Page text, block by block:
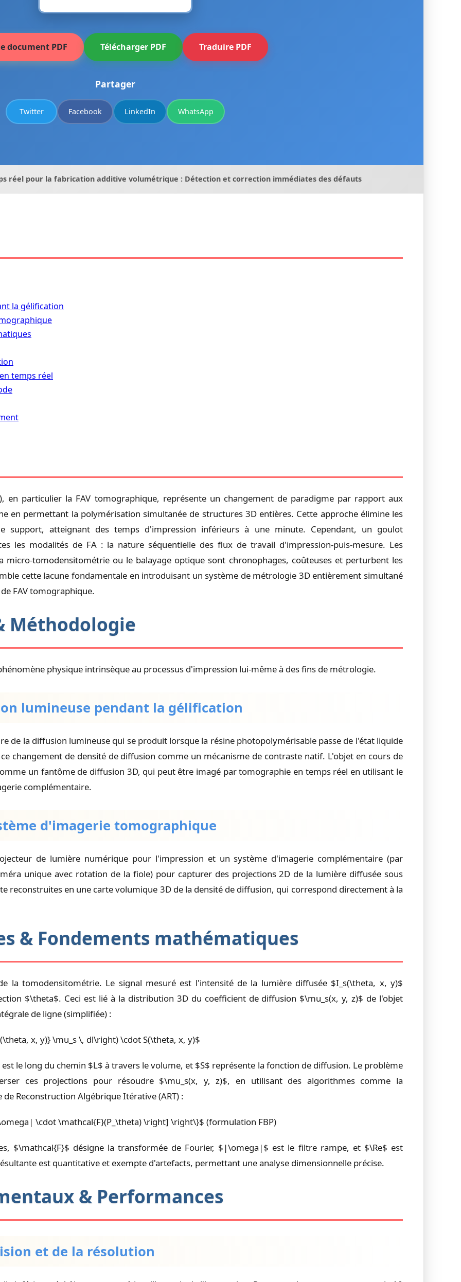
document PDF Télécharger PDF Traduire PDF
Partager
Twitter Facebook LinkedIn WhatsApp
réel pour la fabrication additive volumétrique : Détection et correction immédiates des défauts
la gélification
temps réel
en particulier la FAV tomographique, représente un changement de paradigme par rapport aux
en permettant la polymérisation simultanée de structures 3D entières. Cette approche élimine les
support, atteignant des temps d'impression inférieurs à une minute. Cependant, un goulot
les modalités de FA : la nature séquentielle des flux de travail d'impression-puis-mesure. Les
micro-tomodensitométrie ou le balayage optique sont chronophages, coûteuses et perturbent les
cette lacune fondamentale en introduisant un système de métrologie 3D entièrement simultané
FAV tomographique.
Méthodologie
physique intrinsèque au processus d'impression lui-même à des fins de métrologie.
lumineuse pendant la gélification
de la diffusion lumineuse qui se produit lorsque la résine photopolymérisable passe de l'état liquide
changement de densité de diffusion comme un mécanisme de contraste natif. L'objet en cours de
un fantôme de diffusion 3D, qui peut être imagé par tomographie en temps réel en utilisant le
complémentaire.
d'imagerie tomographique
de lumière numérique pour l'impression et un système d'imagerie complémentaire (par
unique avec rotation de la fiole) pour capturer des projections 2D de la lumière diffusée sous
reconstruites en une carte volumique 3D de la densité de diffusion, qui correspond directement à la
& Fondements mathématiques
la tomodensitométrie. Le signal mesuré est l'intensité de la lumière diffusée $I_s(\theta, x, y)$
$\theta$. Ceci est lié à la distribution 3D du coefficient de diffusion $\mu_s(x, y, z)$ de l'objet
de ligne (simplifiée) :
x, y)} \mu_s \, dl\right) \cdot S(\theta, x, y)$
le long du chemin $L$ à travers le volume, et $S$ représente la fonction de diffusion. Le problème
ces projections pour résoudre $\mu_s(x, y, z)$, en utilisant des algorithmes comme la
Reconstruction Algébrique Itérative (ART) :
\cdot \mathcal{F}(P_\theta) \right] \right\}$ (formulation FBP)
$\mathcal{F}$ désigne la transformée de Fourier, $|\omega|$ est le filtre rampe, et $\Re$ est
est quantitative et exempte d'artefacts, permettant une analyse dimensionnelle précise.
& Performances
et de la résolution